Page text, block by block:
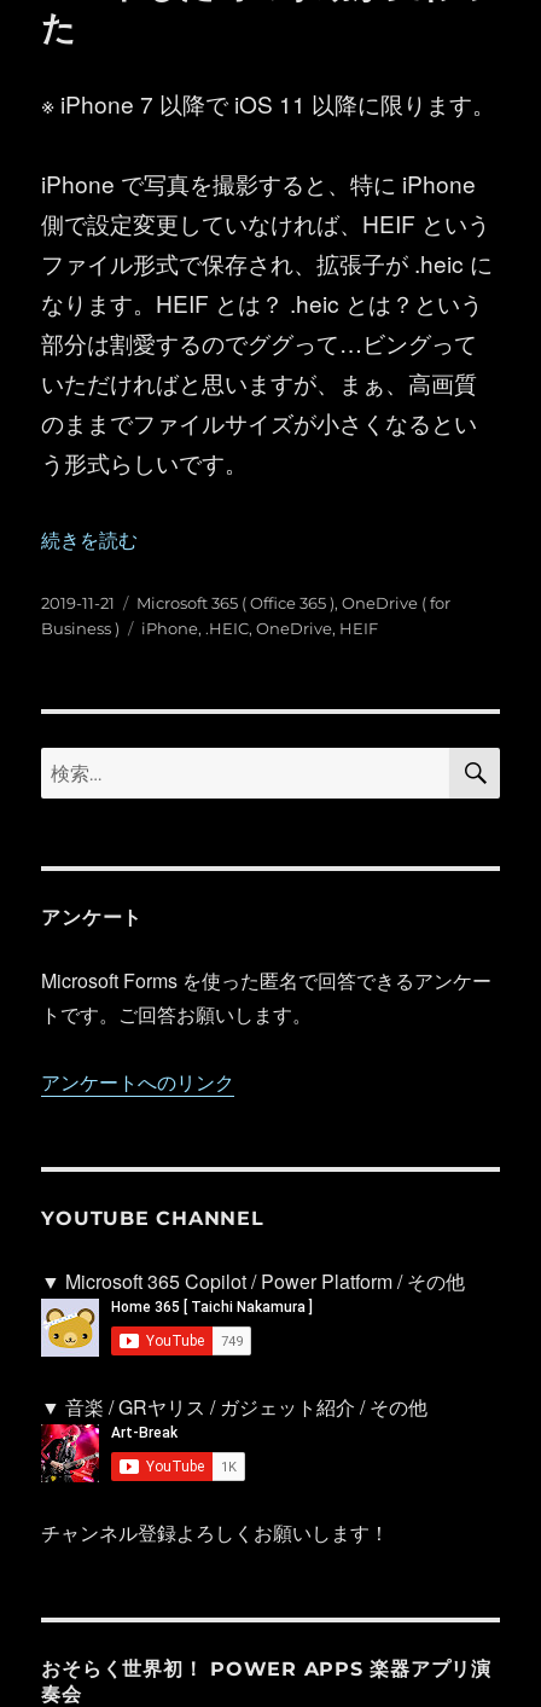
た
※ iPhone 7 以降で iOS 11 以降に限ります。
iPhone で写真を撮影すると、特に iPhone
側で設定変更していなければ、HEIF という
ファイル形式で保存され、拡張子が .heic に
なります。HEIF とは？ .heic とは？という
部分は割愛するのでググって…ビングって
いただければと思いますが、まぁ、高画質
のままでファイルサイズが小さくなるとい
う形式らしいです。
“OneDrive ：iPhone のモバイルアプリから写真をアップ
続きを読む
投
稿
2019-11-21
カ
テ
Microsoft 365 ( Office 365 ),OneDrive ( for
Business )
タ
iPhone, .HEIC,OneDrive, HEIF
検
索:
検
アンケート
Microsoft Forms を使った匿名で回答できるアンケー
トです。ご回答お願いします。
アンケートへのリンク
YOUTUBE CHANNEL
▼ Microsoft 365 Copilot / Power Platform / その他
▼ 音楽 / GRヤリス / ガジェット紹介 / その他
チャンネル登録よろしくお願いします！
おそらく世界初！ POWER APPS 楽器アプリ演
奏会